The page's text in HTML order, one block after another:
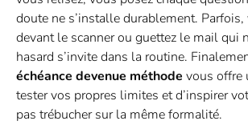
doute ne s’installe durablement. Parfois,
devant le scanner ou guettez le mail qui
hasard s’invite dans la routine.
échéance devenue méthode vous offre
tester vos propres limites et d’inspirer
pas trébucher sur la même formalité.